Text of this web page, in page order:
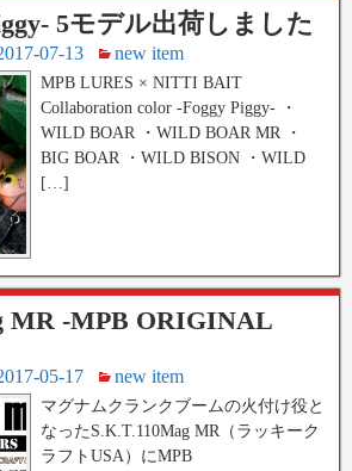
5モデル出荷しました
07-13 new item
MPB LURES × NITTI BAIT
Collaboration color -Foggy Piggy- ・
WILD BOAR ・WILD BOAR MR ・
BIG BOAR ・WILD BISON ・WILD
[…]
MR -MPB ORIGINAL
05-17 new item
マグナムクランクブームの火付け役と
なったS.K.T.110Mag MR（ラッキーク
ラフトUSA）にMPB